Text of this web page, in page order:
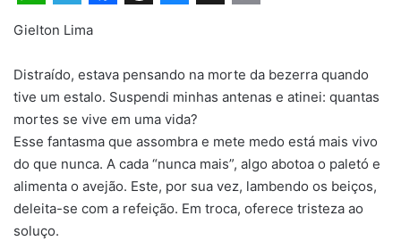
W
h
a
t
s
A
p
p
T
l
e
g
r
a
m
F
a
c
e
b
o
o
k
r
e
a
d
s
u
e
s
k
y
p
y
L
i
n
k
Gielton Lima
Distraído, estava pensando na morte da bezerra quando
tive um estalo. Suspendi minhas antenas e atinei: quantas
mortes se vive em uma vida?
Esse fantasma que assombra e mete medo está mais vivo
do que nunca. A cada “nunca mais”, algo abotoa o paletó e
alimenta o avejão. Este, por sua vez, lambendo os beiços,
deleita-se com a refeição. Em troca, oferece tristeza ao
soluço.